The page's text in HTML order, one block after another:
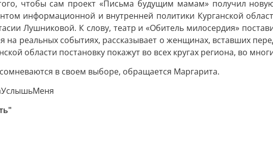
чтобы сам проект «Письма будущим мамам» получил
информационной и внутренней политики Курганской
Лушниковой. К слову, театр и «Обитель милосердия»
на реальных событиях, рассказывает о женщинах, вставших
области постановку покажут во всех кругах региона, во
в своем выборе, обращается Маргарита.